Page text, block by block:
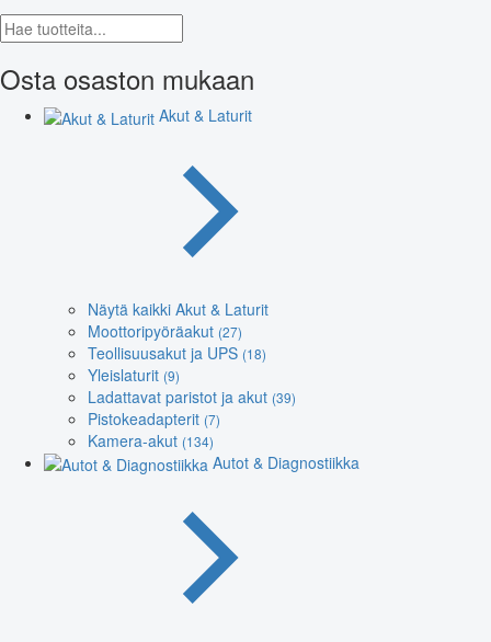
Osta osaston mukaan
Akut & Laturit
Näytä kaikki Akut & Laturit
Moottoripyöräakut (27)
Teollisuusakut ja UPS (18)
Yleislaturit (9)
Ladattavat paristot ja akut (39)
Pistokeadapterit (7)
Kamera-akut (134)
Autot & Diagnostiikka